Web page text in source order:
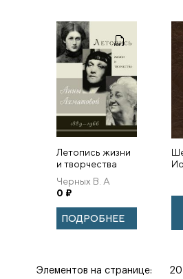
XIX В...
Летопись жизни
и творчества
Анны Ахматовой.
Черных В.
Черных В. А
0 ₽
ПОДРОБНЕЕ
Элементов на странице: 20